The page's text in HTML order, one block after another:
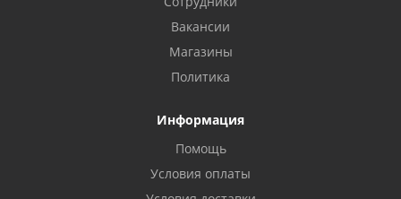
Вакансии
Магазины
Политика
Информация
Помощь
Условия оплаты